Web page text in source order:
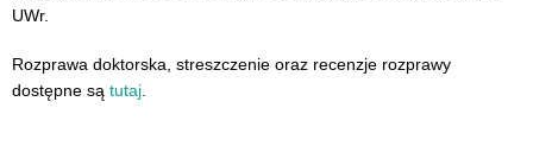
UWr.
Rozprawa doktorska, streszczenie oraz recenzje rozprawy
dostępne są tutaj.